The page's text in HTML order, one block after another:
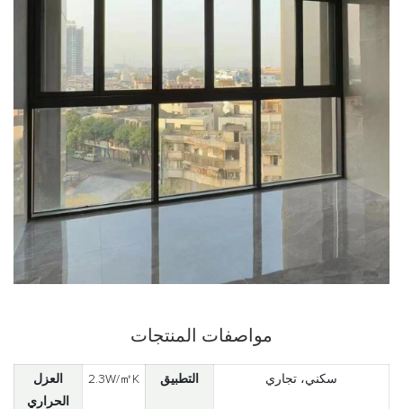
مواصفات المنتجات
العزل
الحراري
2.3W/㎡K التطبيق سكني، تجاري